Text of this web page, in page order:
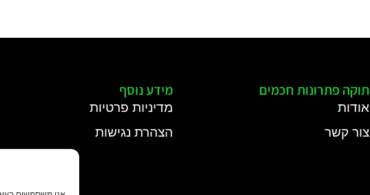
תוקה פתרונות חכמים
אודות
צור קשר
מידע נוסף
מדיניות פרטיות
הצהרת נגישות